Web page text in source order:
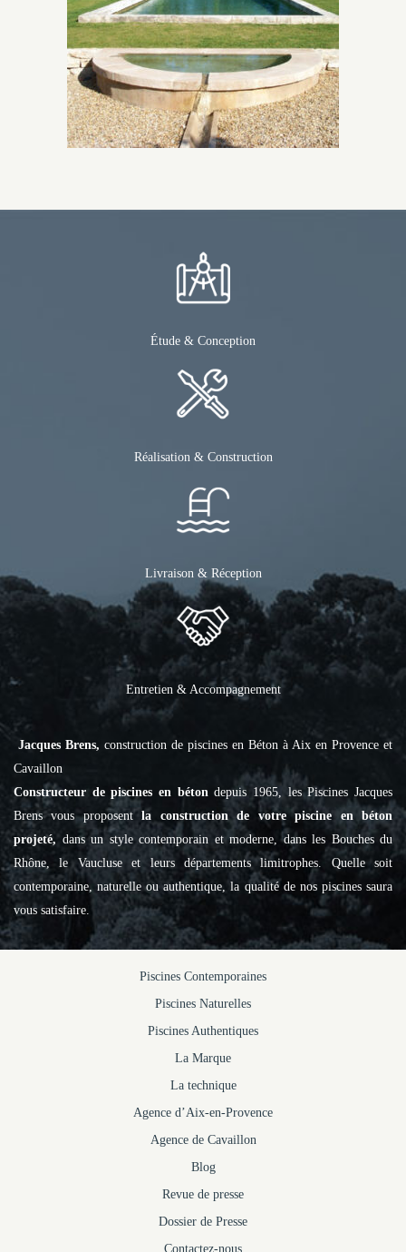
Étude & Conception
Réalisation & Construction
Livraison & Réception
Entretien & Accompagnement
Jacques Brens, construction de piscines en Béton à Aix en Provence et
Cavaillon
Constructeur de piscines en bétondepuis 1965, les Piscines Jacques
Brens vous proposentla construction de votre piscine en béton
projeté, dans un style contemporain et moderne, dans les Bouches du
Rhône, le Vaucluse et leurs départements limitrophes. Quelle soit
contemporaine, naturelle ou authentique, la qualité de nos piscines saura
vous satisfaire.
Piscines Contemporaines
Piscines Naturelles
Piscines Authentiques
La Marque
La technique
Agence d’Aix-en-Provence
Agence de Cavaillon
Blog
Revue de presse
Dossier de Presse
Contactez-nous